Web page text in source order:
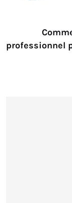
professionnel